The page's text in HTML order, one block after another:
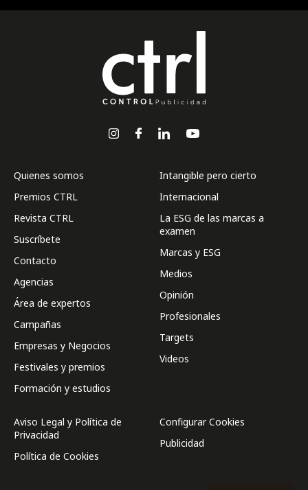
Quienes somos
Premios CTRL
Revista CTRL
Suscríbete
Contacto
Agencias
Área de expertos
Campañas
Empresas y Negocios
Festivales y premios
Formación y estudios
Intangible pero cierto
Internacional
La ESG de las marcas a
examen
Marcas y ESG
Medios
Opinión
Profesionales
Targets
Videos
Aviso Legal y Política de
Privacidad
Política de Cookies
Configurar Cookies
Publicidad